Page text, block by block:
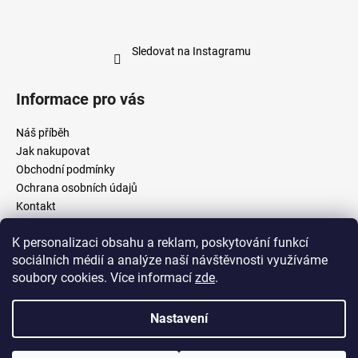
K personalizaci obsahu a reklam, poskytování funkcí
sociálních médií a analýze naší návštěvnosti využíváme
soubory cookies. Více informací zde.
Nastavení
Sledovat na Instagramu
Informace pro vás
Náš příběh
Jak nakupovat
Obchodní podmínky
Ochrana osobních údajů
Kontakt
Reklamační řád
Velkoobchodní spolupráce
Moje objednávka
Copyright 2026eribakery.cz. Všechna práva vyhrazena.Upravit